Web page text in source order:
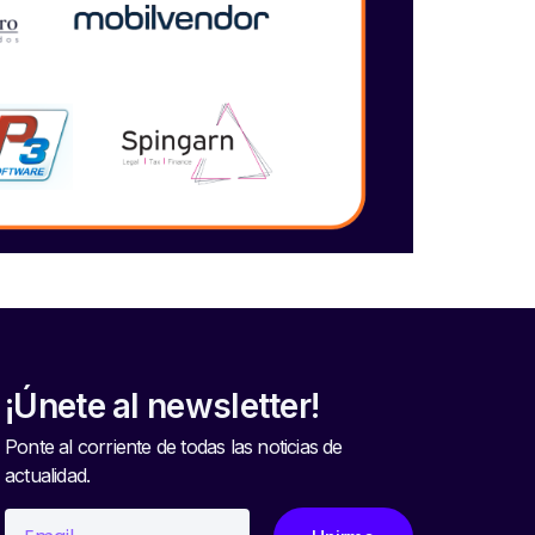
¡Únete al newsletter!
Ponte al corriente de todas las noticias de
actualidad.